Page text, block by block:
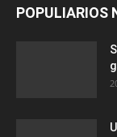
POPULIARIOS